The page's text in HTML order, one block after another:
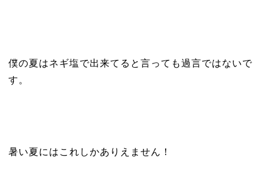
僕の夏はネギ塩で出来てると言っても過言ではないで
す。
暑い夏にはこれしかありえません！